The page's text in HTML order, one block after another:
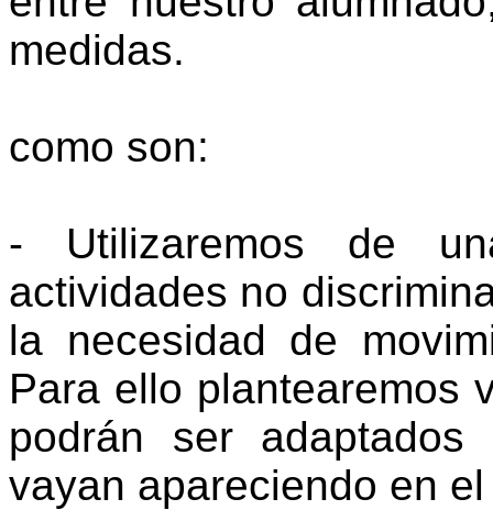
medidas.
como son:
- Utilizaremos de
actividades no
la necesidad de
Para ello plantearemos
podrán ser
vayan apareciendo en el